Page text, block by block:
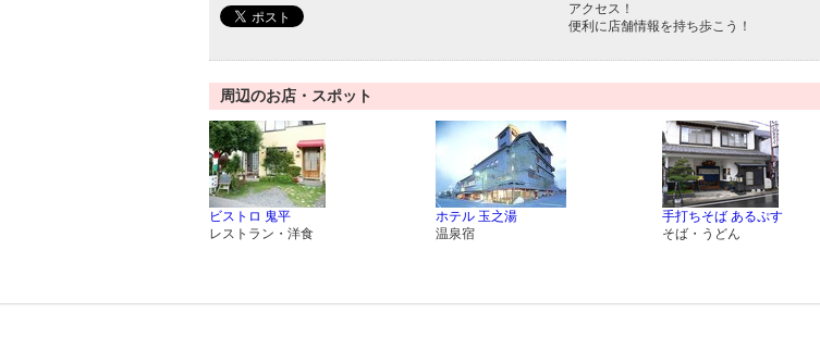
アクセス！
便利に店舗情報を持ち歩こう！
周辺のお店・スポット
ビストロ 鬼平
レストラン・洋食
ホテル 玉之湯
温泉宿
手打ちそば あるぷす
そば・うどん